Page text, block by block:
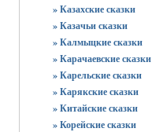
» Казахские сказки
» Казачьи сказки
» Калмыцкие сказки
» Карачаевские сказки
» Карельские сказки
» Карякские сказки
» Китайские сказки
» Корейские сказки